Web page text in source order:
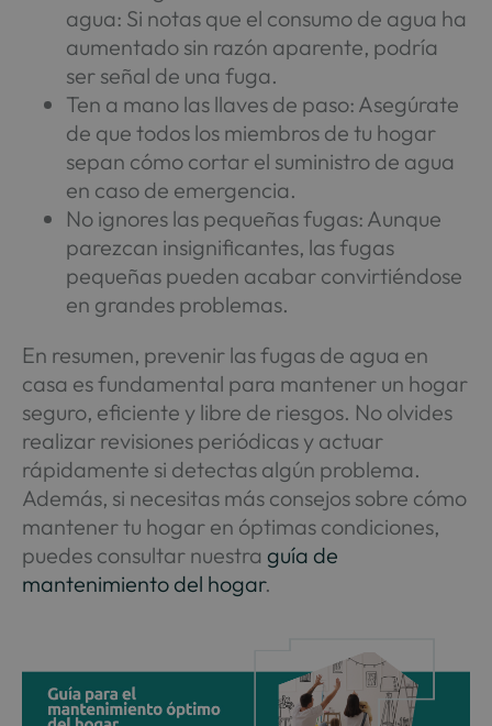
agua: Si notas que el consumo de agua ha
aumentado sin razón aparente, podría
ser señal de una fuga.
Ten a mano las llaves de paso: Asegúrate
de que todos los miembros de tu hogar
sepan cómo cortar el suministro de agua
en caso de emergencia.
No ignores las pequeñas fugas: Aunque
parezcan insignificantes, las fugas
pequeñas pueden acabar convirtiéndose
en grandes problemas.
En resumen, prevenir las fugas de agua en
casa es fundamental para mantener un hogar
seguro, eficiente y libre de riesgos. No olvides
realizar revisiones periódicas y actuar
rápidamente si detectas algún problema.
Además, si necesitas más consejos sobre cómo
mantener tu hogar en óptimas condiciones,
puedes consultar nuestra guía de
mantenimiento del hogar.